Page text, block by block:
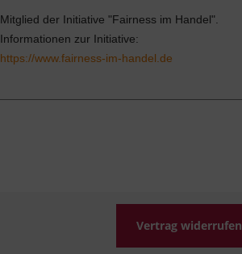
Mitglied der Initiative "Fairness im Handel".
Informationen zur Initiative:
https://www.fairness-im-handel.de
Vertrag widerrufen